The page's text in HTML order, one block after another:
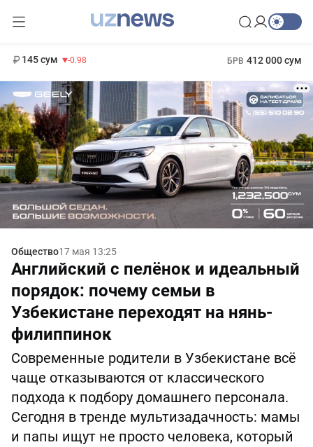
145 сум -0.98 БРВ 412 000 сум
Общество17 мая 13:25
Английский с пелёнок и идеальный
порядок: почему семьи в
Узбекистане переходят на нянь-
филиппинок
Современные родители в Узбекистане всё
чаще отказываются от классического
подхода к подбору домашнего персонала.
Сегодня в тренде мультизадачность: мамы
и папы ищут не просто человека, который